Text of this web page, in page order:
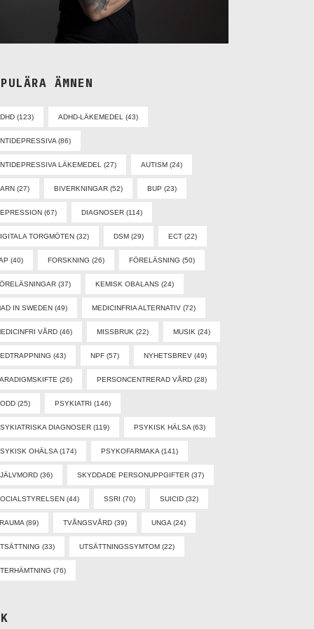
ÄMNEN
(123) ADHD-LÄKEMEDEL (43)
(86)
LÄKEMEDEL (27) AUTISM (24)
(27) BIVERKNINGAR (52) BUP (23)
(67) DIAGNOSER (114)
TORGMÖTEN (32) DSM (29) ECT (22)
(40) FORSKNING (26) FÖRELÄSNING (50)
(37) KEMISK OBALANS (24)
IN SWEDEN (49) MEDICINFRIA ALTERNATIV (72)
VÅRD (46) MISSBRUK (22) MUSIK (24)
(43) NPF (57) NYHETSBREV (49)
(26) PERSONCENTRERAD VÅRD (28)
(25) PSYKIATRI (146)
DIAGNOSER (119) PSYKISK HÄLSA (63)
OHÄLSA (174) PSYKOFARMAKA (141)
(36) SKYDDADE PERSONUPPGIFTER (37)
(44) SSRI (70) SUICID (32)
(89) TVÅNGSVÅRD (39) UNGA (24)
(33) UTSÄTTNINGSSYMTOM (22)
(76)